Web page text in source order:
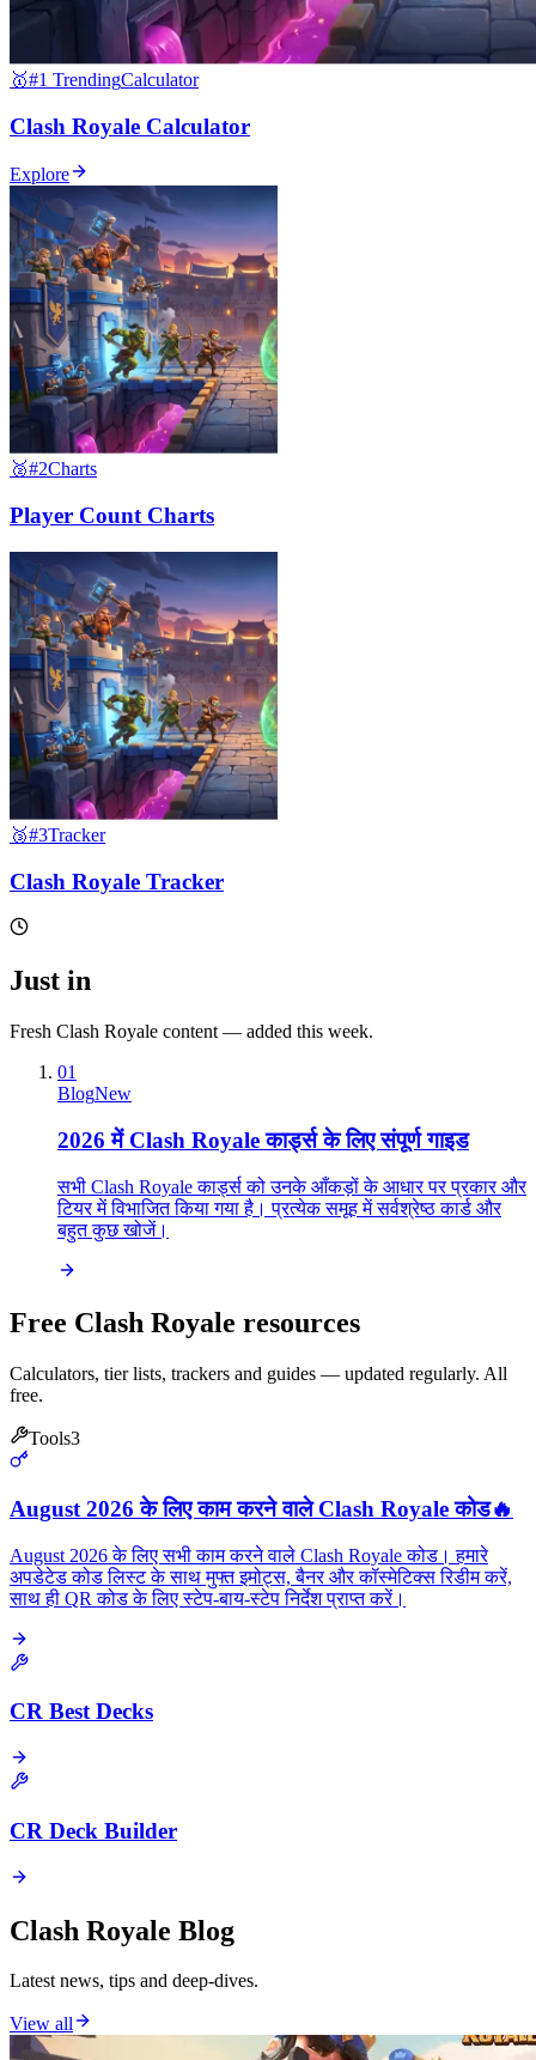
🥇#1 TrendingCalculator
Clash Royale Calculator
Explore
🥈#2Charts
Player Count Charts
🥉#3Tracker
Clash Royale Tracker
Just in
Fresh Clash Royale content — added this week.
01
BlogNew
2026 में Clash Royale कार्ड्स के लिए संपूर्ण गाइड
सभी Clash Royale कार्ड्स को उनके आँकड़ों के आधार पर प्रकार और
टियर में विभाजित किया गया है। प्रत्येक समूह में सर्वश्रेष्ठ कार्ड और
बहुत कुछ खोजें।
Free Clash Royale resources
Calculators, tier lists, trackers and guides — updated regularly. All
free.
Tools3
August 2026 के लिए काम करने वाले Clash Royale कोड🔥
August 2026 के लिए सभी काम करने वाले Clash Royale कोड। हमारे
अपडेटेड कोड लिस्ट के साथ मुफ्त इमोट्स, बैनर और कॉस्मेटिक्स रिडीम करें,
साथ ही QR कोड के लिए स्टेप-बाय-स्टेप निर्देश प्राप्त करें।
CR Best Decks
CR Deck Builder
Clash Royale Blog
Latest news, tips and deep-dives.
View all